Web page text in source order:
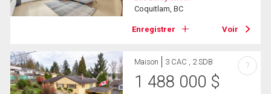
Coquitlam, BC
Enregistrer Voir
Maison 3 CAC , 2 SDB
1 488 000 $
?